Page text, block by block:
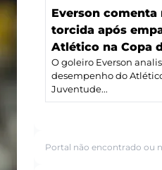
Everson comenta
torcida após
Atlético na Copa
O goleiro Everson
desempenho do
Juventude...
Portal não encontrado ou